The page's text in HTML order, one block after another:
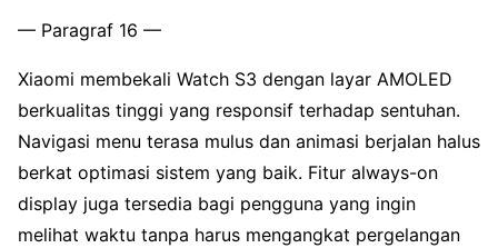
— Paragraf 16 —
Xiaomi membekali Watch S3 dengan layar AMOLED
berkualitas tinggi yang responsif terhadap sentuhan.
Navigasi menu terasa mulus dan animasi berjalan halus
berkat optimasi sistem yang baik. Fitur always-on
display juga tersedia bagi pengguna yang ingin
melihat waktu tanpa harus mengangkat pergelangan